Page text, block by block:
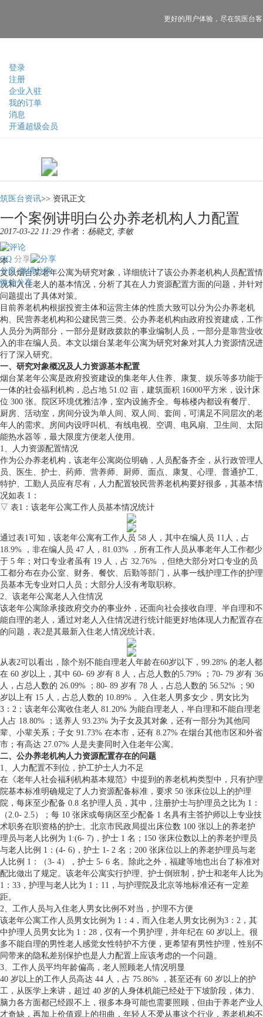
登录
注册
企业入驻
我的订单
消息
开通超级会员
更好的用户体验， 尽在筑医台
筑医台资讯>> 资讯正文
一个案例讲明白公办养老机构人力配置
2017-03-22 11:29 作者： 杨晓文, 李敏
分享
QQ
分享 微博分享
微信分享
本
文以烟台某老年公寓为研究对象，详细统计了该公办养老机构人员配置情
况和入住老人的基本情况，分析了其在人力资源配置方面的问题，并针对
问题提出了具体对策。
目前养老机构根据投资主体和运营主体的性质大致可以分为公办养老机
构、民营养老机构和公建民营三类。公办养老机构由政府投资建成，工作
人员分为两部分，一部分是财政拨款的事业编制人员，一部分是靠营业收
入的非在编人员。本文以烟台某老年公寓为研究对象对其人力资源情况进
行了深入研究。
一、研究对象概况及人力资源基本配置
烟台某老年公寓是政府投资建设的集老年人住养、康复、娱乐等多功能于
一体的社会福利机构，总占地 51.02 亩，建筑面积 16000平方米，设计床
位 300 张。院区环境优雅洁净，室内设施齐全。每栋楼内都设有餐厅、
厨房、活动室，房间分设为单人间、双人间、套间，可满足不同层次的老
年人的需求。房间内设呼叫机、有线电视、空调、电风扇、卫生间、太阳
能热水器等，最大限度方便老人使用。
1、人力资源配置情况
作为公办养老机构，该老年公寓岗位明确，人员配备齐全，从行政管理人
员、医生、护士、药师、营养师、厨师、面点、康复、心理、普通护工、
特护、工勤人员应有尽有，人力配置较民营养老机构要好很多，其基本情
况如表 1：
▽ 表1：该老年公寓工作人员基本情况统计
通过表1可知，该老年公寓有工作人员 58 人，其中在编人员 11人，占
18.9% ，非在编人员 47 人，81.03% ，所有工作人员从事老年人工作都少
于 5 年；对口专业者虽有 19 人，占 32.76% ，但绝大部分对口专业的员
工都分布在办公室、财务、餐饮、后勤等部门，从事一线护理工作的护理
员基本无专业对口人员；大部分人没有考取职称。
2、该老年公寓老人入住情况
该老年公寓除承接政府交办的事业外，还面向社会接收自理、半自理和不
能自理的老人，通过对老人入住情况进行统计能更好地体现人力配置存在
的问题，表2是其最新入住老人情况统计表。
从表2可以看出，除个别不能自理老人年龄在60岁以下，99.28% 的老人都
在 60 岁以上，其中 60- 69 岁有 8 人，占总人数的5.79% ；70- 79 岁有 36
人，占总人数的 26.09% ；80- 89 岁有 78 人，占总人数的 56.52% ；90
岁以上有 15 人，占总人数的 10.89% 。入住老人男多女少，男女比为
3：2；该老年公寓收住老人 81.20% 为能自理老人，半自理和不能自理老
人占 18.80% ；送养人 93.23% 为子女及其对象，还有一部分为其他同
辈、小辈关系；子女 91.73% 在本市，还有 8.27% 在烟台其他市区和外省
市；有高达 27.07% 人是夫妻同时入住老年公寓。
二、公办养老机构人力资源配置存在的问题
1、人力配置不到位，护工护士人力不足
在《老年人社会福利机构基本规范》中提到的养老机构类型中，只有护理
院基本标准明确规定了人力资源配备标准，要求 50 张床位以上的护理
院，每床至少配备 0.8 名护理人员，其中，注册护士与护理员之比为 1：
（2.0- 2.5）；每 10 张床或每病区至少配备 1 名具有主答护师以上专业技
术职务在职资格的护士。北京市民政局提出床位数 100 张以上的养老护
理员与老人比例为 1:(6- 7)，护士 1 名；150 张床位数以上的养老护理员
与老人比例 1：(4- 6)，护士 1- 2 名；200 张床位以上的养老护理员与老
人比例 1：（3- 4），护士 5- 6 名。除此之外，福建等地也出台了标准对
配比做出了规定。该老年公寓实行护理、护士倒班制，护士和老年人比为
1：33，护理与老人比为 1：11，与护理院及北京等地标准还有一定差
距。
2、工作人员与入住老人男女比例不对当，护理不方便
该老年公寓工作人员男女比例为 1：4，而入住老人男女比例为3：2，其
中护理人员男女比为 1：28，仅有一个男护理，并年纪在 60 岁以上。很
多不能自理的男性老人感觉女性特护不方便，更希望有男性护理，性别不
同带来的隐私差别保护也是人力配置上应该考虑的一个问题。
3、工作人员平均年龄偏高，老人照顾老人情况明显
40 岁以上的工作人员高达 44 人，占 75.86% ，甚至还有 60 岁以上的护
工，从医学上来讲，超过 40 岁的人身体机能已经处于下坡阶段，体力、
脑力各方面都已经跟不上，很多本身可能也需要照顾，但由于养老产业人
才奇缺，再加上价值观上的扭曲，年轻人不爱从事这个行业，养老机构不